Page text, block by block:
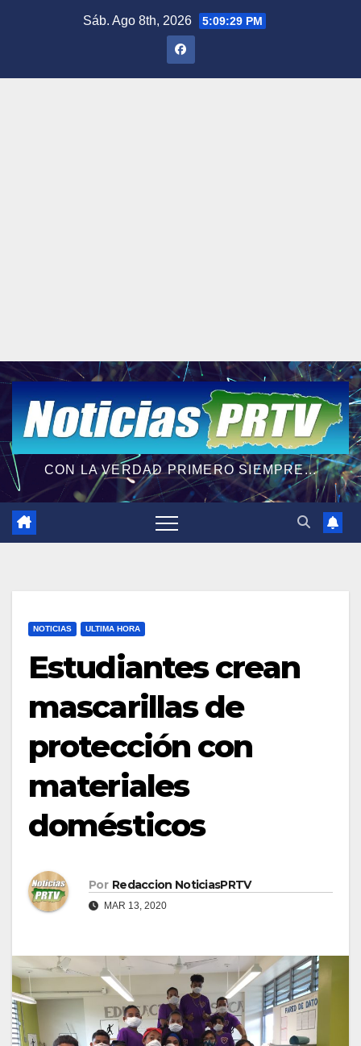
Sáb. Ago 8th, 2026 5:09:30 PM
CON LA VERDAD PRIMERO SIEMPRE...
NOTICIAS ULTIMA HORA
Estudiantes crean
mascarillas de
protección con
materiales
domésticos
Por Redaccion NoticiasPRTV
MAR 13, 2020